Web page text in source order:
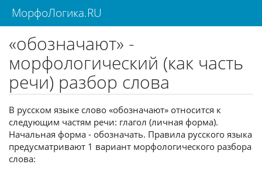
МорфоЛогика.RU
«обозначают» -
морфологический (как часть
речи) разбор слова
В русском языке слово «обозначают» относится к
следующим частям речи: глагол (личная форма).
Начальная форма - обозначать. Правила русского языка
предусматривают 1 вариант морфологического разбора
слова: